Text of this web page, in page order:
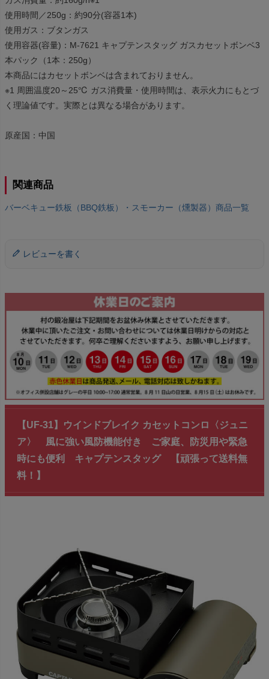
使用時間／250g：約90分(容器1本)
使用ガス：ブタンガス
使用容器(容量)：M-7621 キャプテンスタッグ ガスカセットボンベ3
本パック（1本：250g）
本商品にはカセットボンベは含まれておりません。
※1 周囲温度20～25℃ ガス消費量・使用時間は、表示火力にもとづ
く理論値です。実際とは異なる場合があります。
原産国：中国
関連商品
バーベキュー鉄板（BBQ鉄板）・スモーカー（燻製器）商品一覧
レビューを書く
【UF-31】ウインドブレイク カセットコンロ〈ジュニ
ア〉 風に強い風防機能付き ご家庭、防災用や緊急
時にも便利 キャプテンスタッグ 【頑張って送料無
料！】